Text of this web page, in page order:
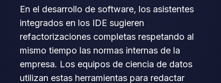
En el desarrollo de software, los asistentes
integrados en los IDE sugieren
refactorizaciones completas respetando al
mismo tiempo las normas internas de la
empresa. Los equipos de ciencia de datos
utilizan estas herramientas para redactar